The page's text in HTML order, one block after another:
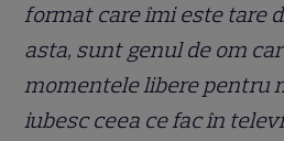
format care îmi este tare
asta, sunt genul de om
momentele libere pentru
iubesc ceea ce fac în